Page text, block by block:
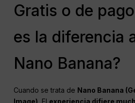
Gratis o de
es la diferencia
Nano Banana?
Cuando se trata de Nano Banana
Image) , El experiencia difiere